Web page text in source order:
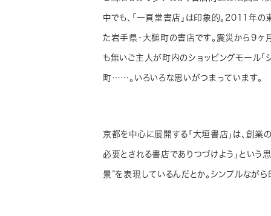
中でも、「一頁堂書店」は印象的。2011年
た岩手県・大槌町の書店です。震災から９ヶ
も無いご主人が町内のショッピングモール「
町……。いろいろな思いがつまっています。
京都を中心に展開する「大垣書店」は、創業
必要とされる書店でありつづけよう」という
景”を表現しているんだとか。シンプルなが